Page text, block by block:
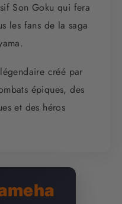
Son Goku qui fera
les fans de la saga
créé par
épiques, des
et des héros